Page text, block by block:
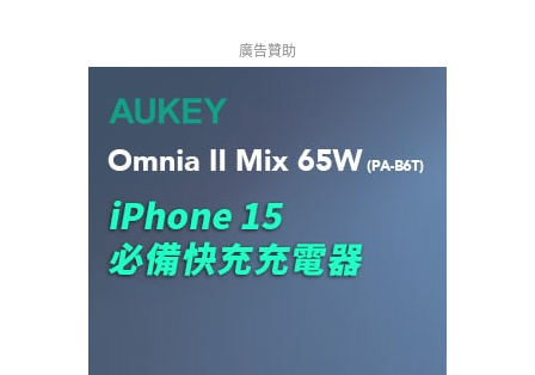
廣告贊助